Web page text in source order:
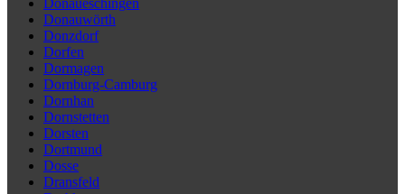
Donaueschingen
Donauwörth
Donzdorf
Dorfen
Dormagen
Dornburg-Camburg
Dornhan
Dornstetten
Dorsten
Dortmund
Dosse
Dransfeld